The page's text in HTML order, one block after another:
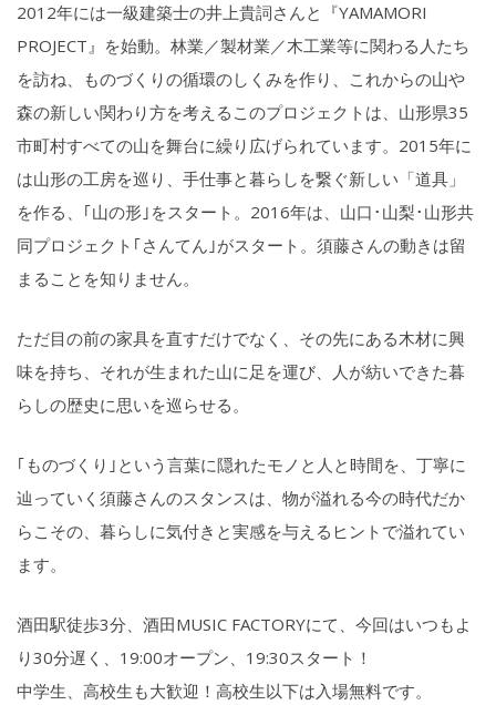
2012年には一級建築士の井上貴詞さんと『YAMAMORI
PROJECT』を始動。林業／製材業／木工業等に関わる人たち
を訪ね、ものづくりの循環のしくみを作り、これからの山や
森の新しい関わり方を考えるこのプロジェクトは、山形県35
市町村すべての山を舞台に繰り広げられています。2015年に
は山形の工房を巡り、手仕事と暮らしを繋ぐ新しい「道具」
を作る、｢山の形｣をスタート。2016年は、山口･山梨･山形共
同プロジェクト｢さんてん｣がスタート。須藤さんの動きは留
まることを知りません。
ただ目の前の家具を直すだけでなく、その先にある木材に興
味を持ち、それが生まれた山に足を運び、人が紡いできた暮
らしの歴史に思いを巡らせる。
｢ものづくり｣という言葉に隠れたモノと人と時間を、丁寧に
辿っていく須藤さんのスタンスは、物が溢れる今の時代だか
らこその、暮らしに気付きと実感を与えるヒントで溢れてい
ます。
酒田駅徒歩3分、酒田MUSIC FACTORYにて、今回はいつもよ
り30分遅く、19:00オープン、19:30スタート！
中学生、高校生も大歓迎！高校生以下は入場無料です。